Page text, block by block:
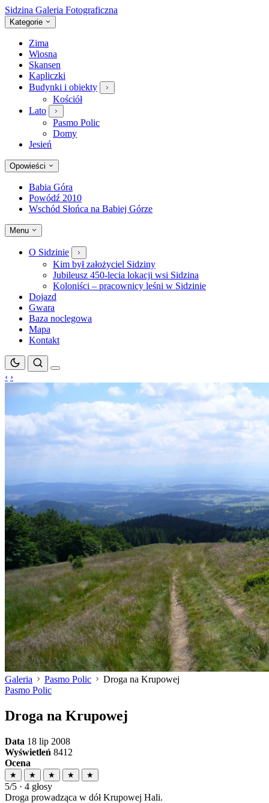
Sidzina Galeria Fotograficzna
Kategorie
Zima
Wiosna
Skansen
Kapliczki
Budynki i obiekty
Kościół
Lato
Pasmo Polic
Domy
Jesień
Opowieści
Babia Góra
Powódź 2010
Wschód Słońca na Babiej Górze
Menu
O Sidzinie
Kim był założyciel Sidziny
Jubileusz 450-lecia lokacji wsi Sidzina
Koloniści – pracownicy leśni w Sidzinie
Dojazd
Gwara
Baza noclegowa
Mapa
Kontakt
‹ ›
Galeria Pasmo Polic
Droga na Krupowej
Pasmo Polic
Droga na Krupowej
Data 18 lip 2008
Wyświetleń 8412
Ocena
★ ★ ★ ★ ★
5/5 · 4 głosy
Droga prowadząca w dół Krupowej Hali.